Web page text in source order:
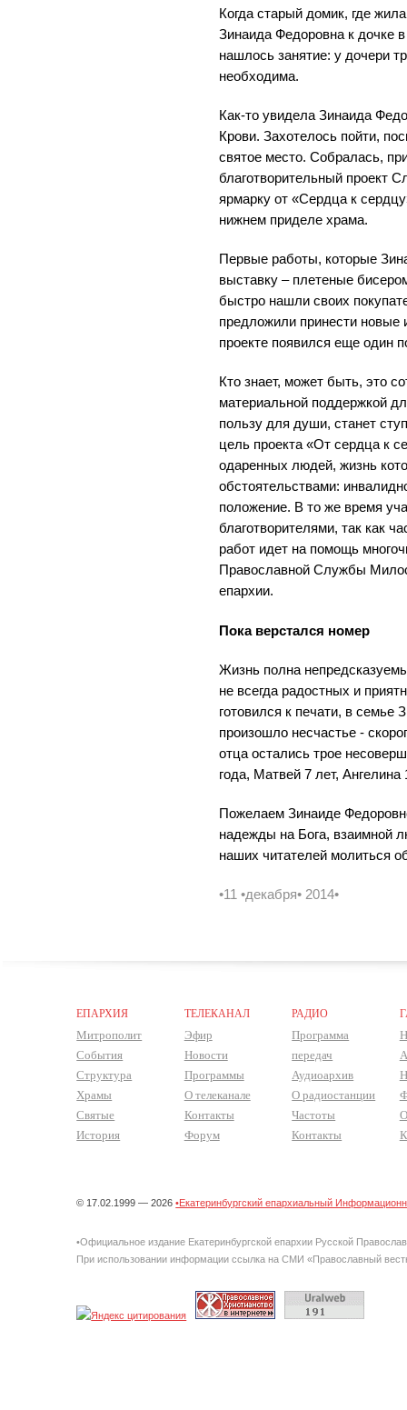
Когда старый домик, где
Зинаида Федоровна к дочке
нашлось занятие: у дочери
необходима.
Как-то увидела Зинаида
Крови. Захотелось пойти,
святое место. Собралась,
благотворительный проект
ярмарку от «Сердца к
нижнем приделе храма.
Первые работы, которые
выставку – плетеные
быстро нашли своих
предложили принести новые
проекте появился еще один
Кто знает, может быть, это
материальной поддержкой
пользу для души, станет
цель проекта «От сердца к
одаренных людей, жизнь
обстоятельствами:
положение. В то же время
благотворителями, так как
работ идет на помощь
Православной Службы
епархии.
Пока верстался номер
Жизнь полна
не всегда радостных и
готовился к печати, в
произошло несчастье -
отца остались трое
года, Матвей 7 лет, Ангелина
Пожелаем Зинаиде
надежды на Бога, взаимной
наших читателей молиться
•11 •декабря• 2014•
ЕПАРХИЯ
Митрополит
События
Структура
Храмы
Святые
История
ТЕЛЕКАНАЛ
Эфир
Новости
Программы
О телеканале
Контакты
Форум
РАДИО
Программа
передач
Аудиоархив
О радиостанции
Частоты
Контакты
© 17.02.1999 — 2026•Екатеринбургский епархиальный
•Официальное издание Екатеринбургской епархии Русской
При использовании информации ссылка на СМИ «Православный